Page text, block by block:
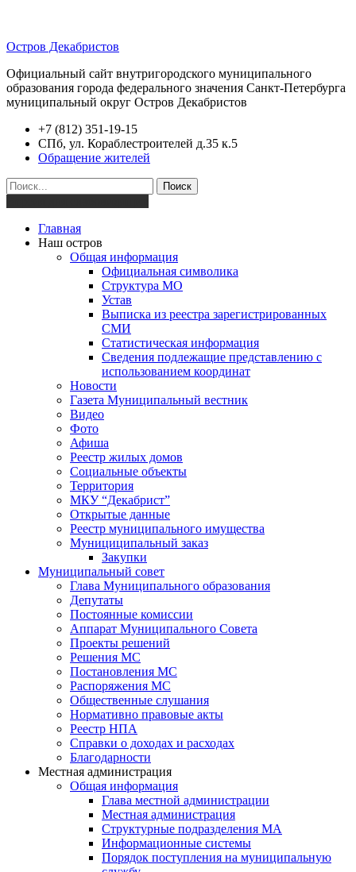
Остров Декабристов
Официальный сайт внутригородского муниципального
образования города федерального значения Санкт-Петербурга
муниципальный округ Остров Декабристов
+7 (812) 351-19-15
СПб, ул. Кораблестроителей д.35 к.5
Обращение жителей
Поиск
Главная
Наш остров
Общая информация
Официальная символика
Структура МО
Устав
Выписка из реестра зарегистрированных
СМИ
Статистическая информация
Сведения подлежащие представлению с
использованием координат
Новости
Газета Муниципальный вестник
Видео
Фото
Афиша
Реестр жилых домов
Социальные объекты
Территория
МКУ “Декабрист”
Открытые данные
Реестр муниципального имущества
Мунициципальный заказ
Закупки
Муниципальный совет
Глава Муниципального образования
Депутаты
Постоянные комиссии
Аппарат Муниципального Совета
Проекты решений
Решения МС
Постановления МС
Распоряжения МС
Общественные слушания
Нормативно правовые акты
Реестр НПА
Справки о доходах и расходах
Благодарности
Местная администрация
Общая информация
Глава местной администрации
Местная администрация
Структурные подразделения МА
Информационные системы
Порядок поступления на муниципальную